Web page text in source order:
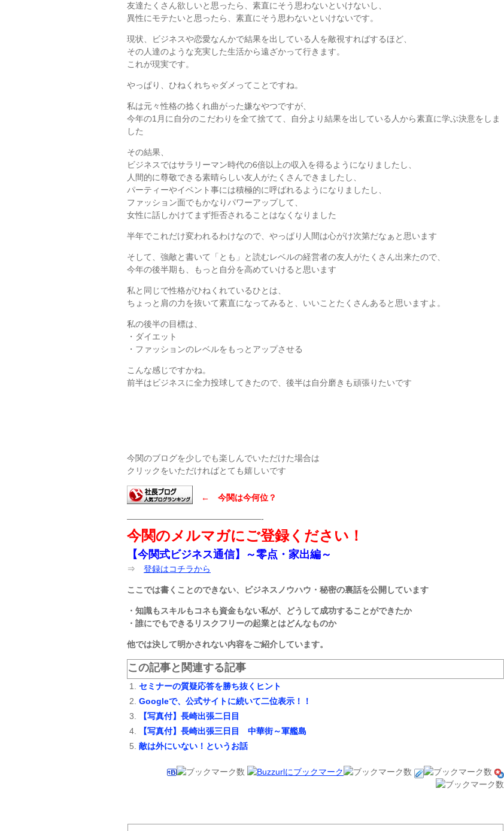
友達たくさん欲しいと思ったら、素直にそう思わないといけないし、
異性にモテたいと思ったら、素直にそう思わないといけないです。
現状、ビジネスや恋愛なんかで結果を出している人を敵視すればするほど、
その人達のような充実した生活から遠ざかって行きます。
これが現実です。
やっぱり、ひねくれちゃダメってことですね。
私は元々性格の捻くれ曲がった嫌なやつですが、
今年の1月に自分のこだわりを全て捨てて、自分より結果を出している人から素直に学ぶ決意をしま
した
その結果、
ビジネスではサラリーマン時代の6倍以上の収入を得るようになりましたし、
人間的に尊敬できる素晴らしい友人がたくさんできましたし、
パーティーやイベント事には積極的に呼ばれるようになりましたし、
ファッション面でもかなりパワーアップして、
女性に話しかけてまず拒否されることはなくなりました
半年でこれだけ変われるわけなので、やっぱり人間は心がけ次第だなぁと思います
そして、強敵と書いて「とも」と読むレベルの経営者の友人がたくさん出来たので、
今年の後半期も、もっと自分を高めていけると思います
私と同じで性格がひねくれているひとは、
ちょっと肩の力を抜いて素直になってみると、いいことたくさんあると思いますよ。
私の後半の目標は、
・ダイエット
・ファッションのレベルをもっとアップさせる
こんな感じですかね。
前半はビジネスに全力投球してきたので、後半は自分磨きも頑張りたいです
今関のブログを少しでも楽しんでいただけた場合は
クリックをいただければとても嬉しいです
← 今関は今何位？
————————————————-
今関のメルマガにご登録ください！
【今関式ビジネス通信】～零点・家出編～
⇒ 登録はコチラから
ここでは書くことのできない、ビジネスノウハウ・秘密の裏話を公開しています
・知識もスキルもコネも資金もない私が、どうして成功することができたか
・誰にでもできるリスクフリーの起業とはどんなものか
他では決して明かされない内容をご紹介しています。
この記事と関連する記事
セミナーの質疑応答を勝ち抜くヒント
Googleで、公式サイトに続いて二位表示！！
【写真付】長崎出張二日目
【写真付】長崎出張三日目 中華街～軍艦島
敵は外にいない！というお話